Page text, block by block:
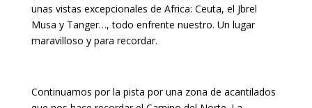
unas vistas excepcionales de Africa: Ceuta, el Jbrel
Musa y Tanger…, todo enfrente nuestro. Un lugar
maravilloso y para recordar.
Continuamos por la pista por una zona de acantilados